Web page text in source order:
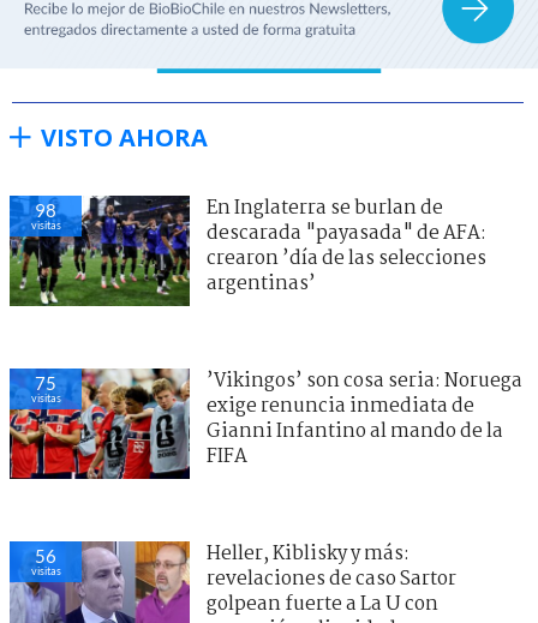
VISTO AHORA
98
visitas
En Inglaterra se burlan de
descarada "payasada" de AFA:
crearon ’día de las selecciones
argentinas’
75
visitas
’Vikingos’ son cosa seria: Noruega
exige renuncia inmediata de
Gianni Infantino al mando de la
FIFA
56
visitas
Heller, Kiblisky y más:
revelaciones de caso Sartor
golpean fuerte a La U con